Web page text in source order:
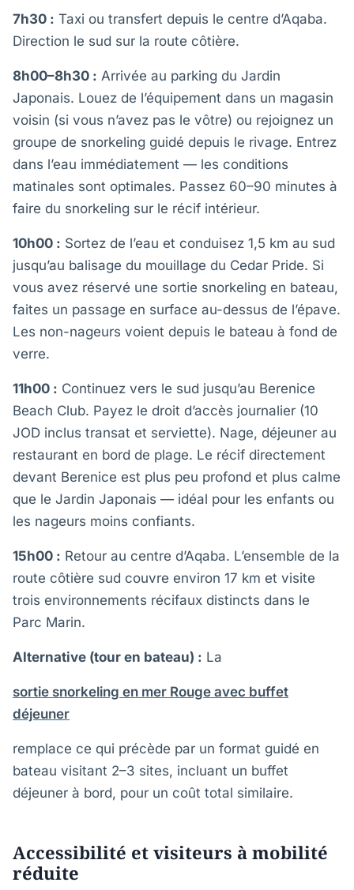
7h30 : Taxi ou transfert depuis le centre d’Aqaba.
Direction le sud sur la route côtière.
8h00–8h30 : Arrivée au parking du Jardin
Japonais. Louez de l’équipement dans un magasin
voisin (si vous n’avez pas le vôtre) ou rejoignez un
groupe de snorkeling guidé depuis le rivage. Entrez
dans l’eau immédiatement — les conditions
matinales sont optimales. Passez 60–90 minutes à
faire du snorkeling sur le récif intérieur.
10h00 : Sortez de l’eau et conduisez 1,5 km au sud
jusqu’au balisage du mouillage du Cedar Pride. Si
vous avez réservé une sortie snorkeling en bateau,
faites un passage en surface au-dessus de l’épave.
Les non-nageurs voient depuis le bateau à fond de
verre.
11h00 : Continuez vers le sud jusqu’au Berenice
Beach Club. Payez le droit d’accès journalier (10
JOD inclus transat et serviette). Nage, déjeuner au
restaurant en bord de plage. Le récif directement
devant Berenice est plus peu profond et plus calme
que le Jardin Japonais — idéal pour les enfants ou
les nageurs moins confiants.
15h00 : Retour au centre d’Aqaba. L’ensemble de la
route côtière sud couvre environ 17 km et visite
trois environnements récifaux distincts dans le
Parc Marin.
Alternative (tour en bateau) : La
sortie snorkeling en mer Rouge avec buffet
déjeuner
remplace ce qui précède par un format guidé en
bateau visitant 2–3 sites, incluant un buffet
déjeuner à bord, pour un coût total similaire.
Accessibilité et visiteurs à mobilité
réduite